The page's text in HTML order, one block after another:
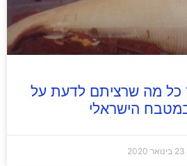
כל מה שרציתם לדעת על
הישראלי
23 בינואר 2020